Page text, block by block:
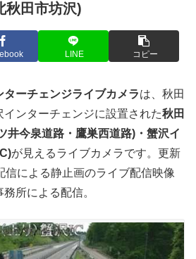
秋田市坊沢)
LINE コピー
ーチェンジライブカメラは、秋田
ンターチェンジに設置された秋田
井今泉道路・鷹巣西道路)・蟹沢イ
が見えるライブカメラです。更新
信による静止画のライブ配信映像
所による配信。